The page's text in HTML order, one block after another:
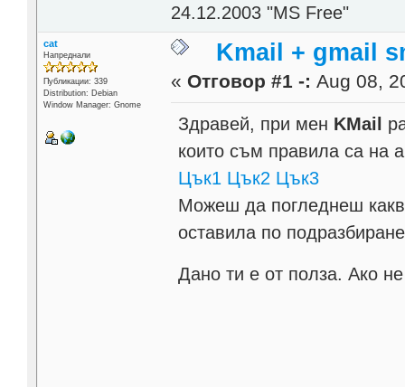
24.12.2003 "MS Free"
cat
Напреднали
Публикации: 339
Distribution: Debian
Window Manager: Gnome
Kmail + gmail
« Отговор #1 -: Aug 08,
Здравей, при мен KMail
които съм правила са на
Цък1 Цък2 Цък3
Можеш да погледнеш
оставила по
Дано ти е от полза. Ако